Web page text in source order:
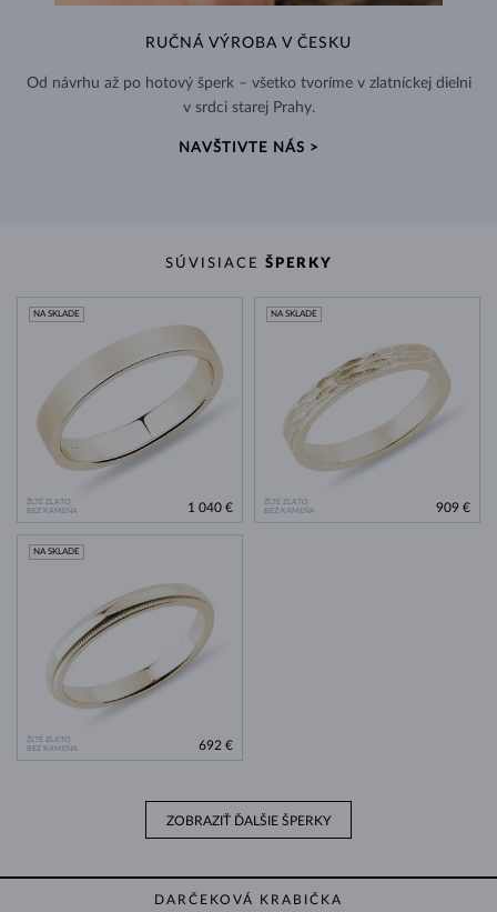
RUČNÁ VÝROBA V ČESKU
Od návrhu až po hotový šperk – všetko tvoríme v zlatníckej dielni
v srdci starej Prahy.
NAVŠTIVTE NÁS >
SÚVISIACE ŠPERKY
ŽLTÉ ZLATO
BEZ KAMEŇA
NA SKLADE
1 040 €
ŽLTÉ ZLATO
BEZ KAMEŇA
NA SKLADE
909 €
ŽLTÉ ZLATO
BEZ KAMEŇA
NA SKLADE
692 €
ZOBRAZIŤ ĎALŠIE ŠPERKY
DARČEKOVÁ KRABIČKA